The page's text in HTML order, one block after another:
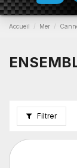
Accueil Mer
Filtrer